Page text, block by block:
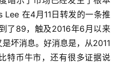
在4月11日转发的一条推
了89，触及2016年6月以来
坏消息。好消息是，从2011
特币牛市，还有很多证据说